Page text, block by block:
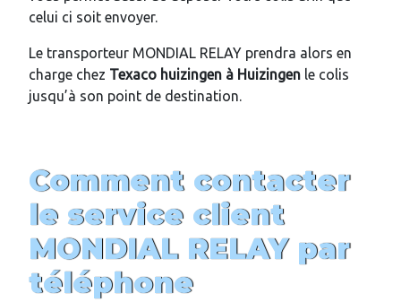
celui ci soit envoyer.
Le transporteur MONDIAL RELAY prendra alors en
charge chez Texaco huizingen à Huizingen le colis
jusqu’à son point de destination.
Comment contacter
le service client
MONDIAL RELAY par
téléphone